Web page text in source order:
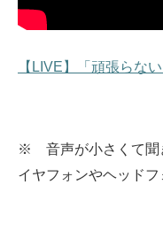
【LIVE】「頑張らな
※ 音声が小さくて聞
イヤフォンやヘッドフ